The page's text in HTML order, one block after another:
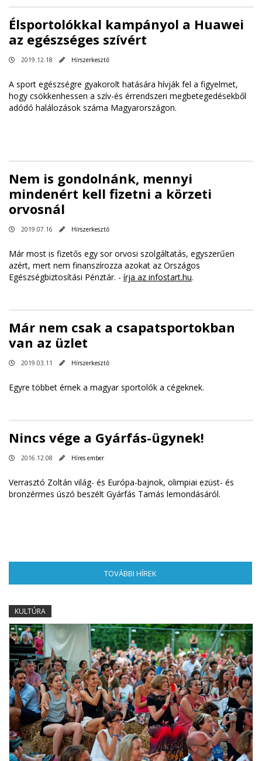
Élsportolókkal kampányol a Huawei
az egészséges szívért
2019.12.18 Hírszerkesztő
A sport egészségre gyakorolt hatására hívják fel a figyelmet,
hogy csökkenhessen a szív-és érrendszeri megbetegedésekből
adódó halálozások száma Magyarországon.
Nem is gondolnánk, mennyi
mindenért kell fizetni a körzeti
orvosnál
2019.07.16 Hírszerkesztő
Már most is fizetős egy sor orvosi szolgáltatás, egyszerűen
azért, mert nem finanszírozza azokat az Országos
Egészségbiztosítási Pénztár. - írja az infostart.hu.
Már nem csak a csapatsportokban
van az üzlet
2019.03.11 Hírszerkesztő
Egyre többet érnek a magyar sportolók a cégeknek.
Nincs vége a Gyárfás-ügynek!
2016.12.08 Híres ember
Verrasztó Zoltán világ- és Európa-bajnok, olimpiai ezüst- és
bronzérmes úszó beszélt Gyárfás Tamás lemondásáról.
TOVÁBBI HÍREK
KULTÚRA